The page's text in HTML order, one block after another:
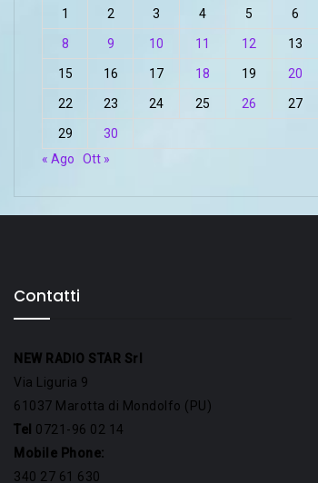
1 2 3 4 5 6
8 9 10 11 12 13
15 16 17 18 19 20
22 23 24 25 26 27
29
30
« Ago
Ott »
Contatti
NEW RADIO STAR Srl
Via Liguria 9
61037 Marotta di Mondolfo (PU)
Tel 0721-96 02 14
Mobile Phone:
340 27 61 630